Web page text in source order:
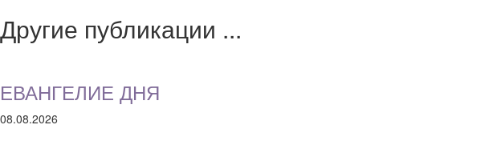
Другие публикации ...
ЕВАНГЕЛИЕ ДНЯ
08.08.2026